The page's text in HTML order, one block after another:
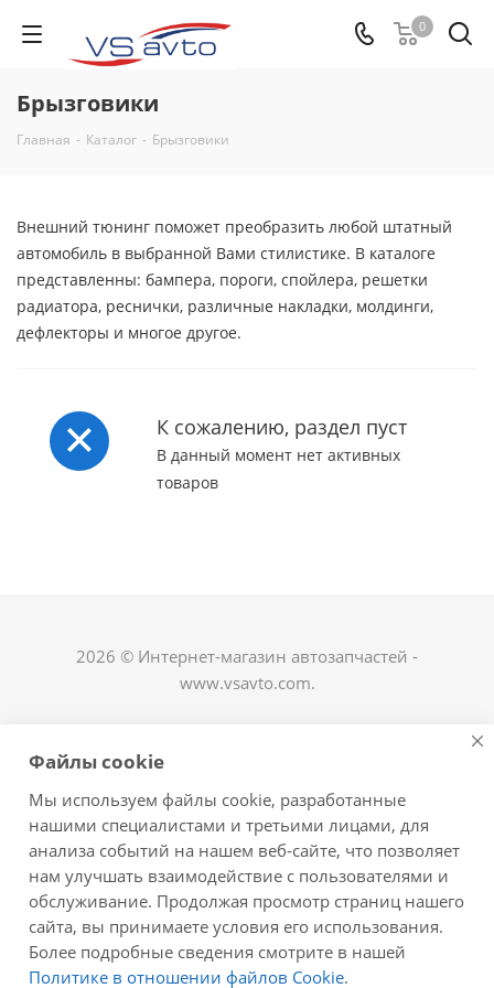
0
Брызговики
Главная - Каталог - Брызговики
Внешний тюнинг поможет преобразить любой штатный
автомобиль в выбранной Вами стилистике. В каталоге
представленны: бампера, пороги, спойлера, решетки
радиатора, реснички, различные накладки, молдинги,
дефлекторы и многое другое. ​
К сожалению, раздел пуст
В данный момент нет активных
товаров
2026 © Интернет-магазин автозапчастей -
www.vsavto.com.
+7 (8482) 622-122 avtovs@yandex.ru
г. Тольятти, ул. Офицерская 14, ГСК "Пламя", 4
этаж, офис 476
Оставайтесь на связи
Файлы cookie
Мы используем файлы cookie, разработанные
нашими специалистами и третьими лицами, для
анализа событий на нашем веб-сайте, что позволяет
нам улучшать взаимодействие с пользователями и
обслуживание. Продолжая просмотр страниц нашего
сайта, вы принимаете условия его использования.
Более подробные сведения смотрите в нашей
Политике в отношении файлов Cookie.